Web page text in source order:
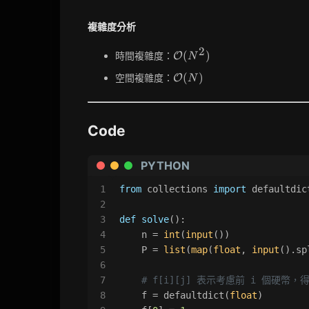
複雜度分析
時間複雜度： \mathcal{O}
(N^2)
O(N 2)
空間複雜度： \mathcal{O}
(N)
O(N )
Code
PYTHON
1
2
3
4
5
6
7
8
from collections import
def solve():
    n =
int (input ())
    P =
list (map(float , input
# f[i][j] 表示考慮前 i 個硬幣，得
    f = defaultdict(
float)